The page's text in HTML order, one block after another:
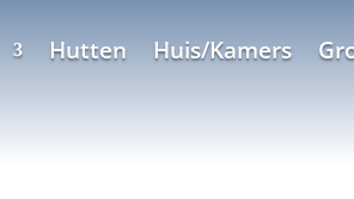
Hutten Huis/Kamers